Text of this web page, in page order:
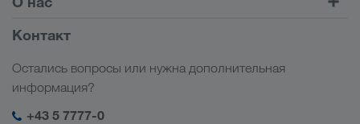
LOADS TODAY
Узнать больше
Информация о компании
Менеджмент SHEQ
Контакт
Остались вопросы или нужна дополнительная
информация?
+43 5 7777-0